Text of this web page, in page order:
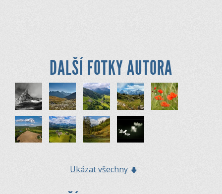
DALŠÍ FOTKY AUTORA
Ukázat všechny